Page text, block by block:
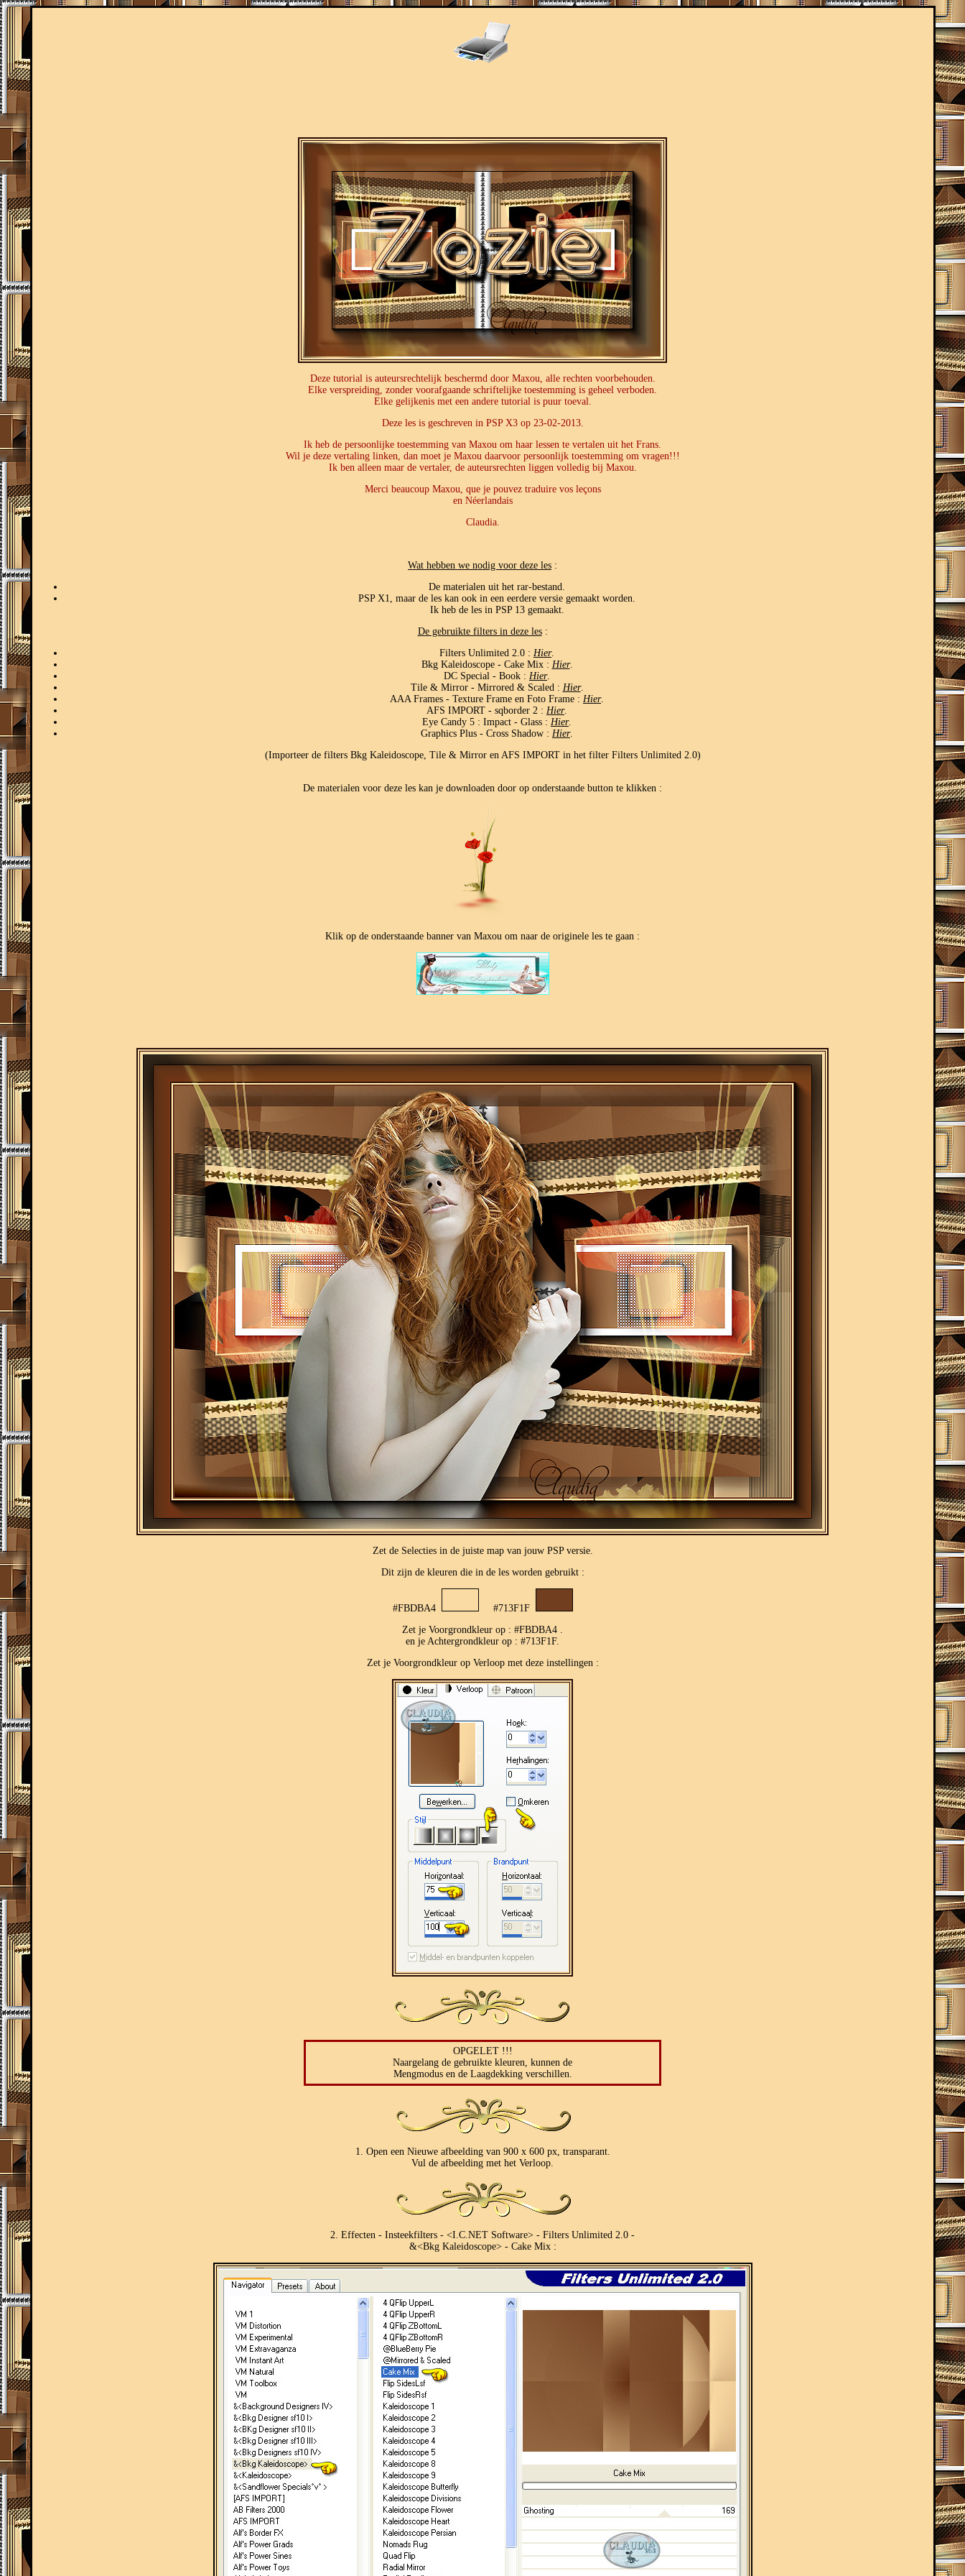
Deze tutorial is auteursrechtelijk beschermd door Maxou, alle rechten voorbehouden.
Elke verspreiding, zonder voorafgaande schriftelijke toestemming is geheel verboden.
Elke gelijkenis met een andere tutorial is puur toeval.
Deze les is geschreven in PSP X3 op 23-02-2013.
Ik heb de persoonlijke toestemming van Maxou om haar lessen te vertalen uit het Frans.
Wil je deze vertaling linken, dan moet je Maxou daarvoor persoonlijk toestemming om vragen!!!
Ik ben alleen maar de vertaler, de auteursrechten liggen volledig bij Maxou.
Merci beaucoup Maxou, que je pouvez traduire vos leçons
en Néerlandais
Claudia.
Wat hebben we nodig voor deze les :
De materialen uit het rar-bestand.
PSP X1, maar de les kan ook in een eerdere versie gemaakt worden.
Ik heb de les in PSP 13 gemaakt.
De gebruikte filters in deze les:
Filters Unlimited 2.0 : Hier.
Bkg Kaleidoscope - Cake Mix : Hier.
DC Special - Book : Hier.
Tile & Mirror - Mirrored & Scaled : Hier.
AAA Frames - Texture Frame en Foto Frame : Hier.
AFS IMPORT - sqborder 2 : Hier.
Eye Candy 5 : Impact - Glass : Hier.
Graphics Plus - Cross Shadow : Hier.
(Importeer de filters Bkg Kaleidoscope, Tile & Mirror en AFS IMPORT in het filter Filters Unlimited 2.0)
De materialen voor deze les kan je downloaden door op onderstaande button te klikken :
Klik op de onderstaande banner van Maxou om naar de originele les te gaan :
Zet de Selecties in de juiste map van jouw PSP versie.
Dit zijn de kleuren die in de les worden gebruikt :
#FBDBA4
#713F1F
Zet je Voorgrondkleur op : #FBDBA4 .
en je Achtergrondkleur op : #713F1F.
Zet je Voorgrondkleur op Verloop met deze instellingen :
OPGELET !!!
Naargelang de gebruikte kleuren, kunnen de
Mengmodus en de Laagdekking verschillen.
1. Open een Nieuwe afbeelding van 900 x 600 px, transparant.
Vul de afbeelding met het Verloop.
2. Effecten - Insteekfilters - <I.C.NET Software> - Filters Unlimited 2.0 -
&<Bkg Kaleidoscope> - Cake Mix :